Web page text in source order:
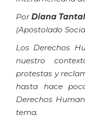
PorDiana
(Apostolado
Los Derechos
nuestro
protestas y
hasta hace
Derechos
tema.